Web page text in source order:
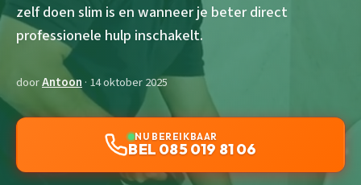
zelf doen slim is en wanneer je beter direct
professionele hulp inschakelt.
doorAntoon · 14 oktober 2025
NU BEREIKBAAR
BEL 085 019 81 06